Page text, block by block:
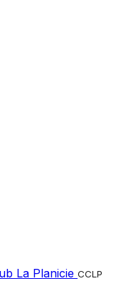
La Planicie CCLP